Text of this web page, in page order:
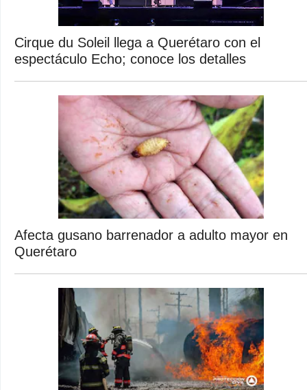
Cirque du Soleil llega a Querétaro con el
espectáculo Echo; conoce los detalles
Afecta gusano barrenador a adulto mayor en
Querétaro